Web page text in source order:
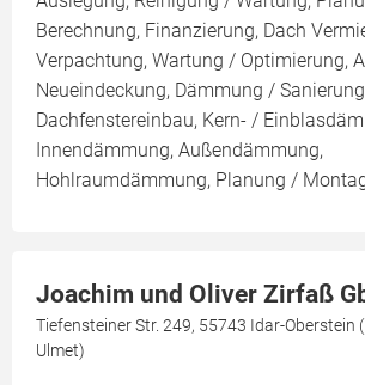
Berechnung, Finanzierung, Dach
Verpachtung, Wartung / Optimierung,
Neueindeckung, Dämmung /
Dachfenstereinbau, Kern- /
Innendämmung, Außendämmung,
Hohlraumdämmung, Planung /
Joachim und Oliver Zirfaß
Tiefensteiner Str. 249, 55743 Idar-Oberstein
Ulmet)